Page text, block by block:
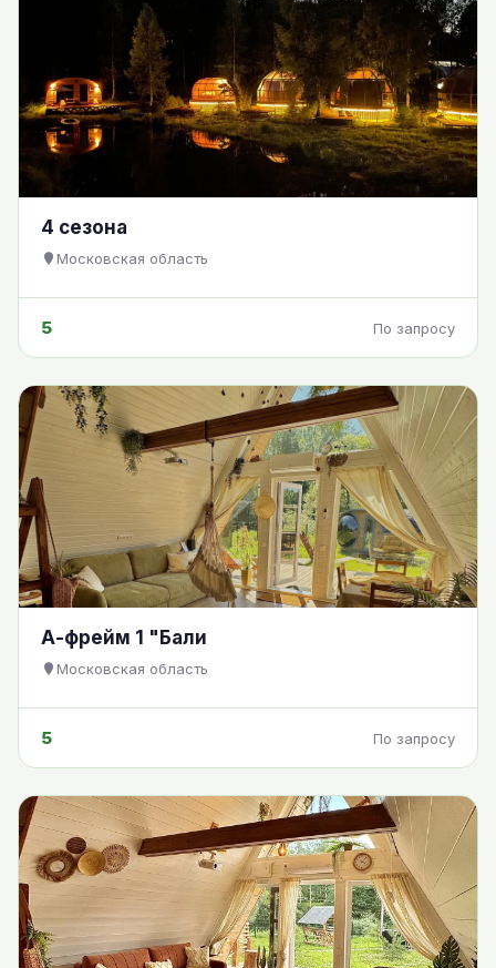
4 сезона
Московская область
5 По запросу
А-фрейм 1 "Бали
Московская область
5 По запросу